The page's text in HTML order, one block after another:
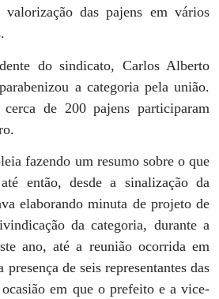
valorização das pajens em vários
do sindicato, Carlos Alberto
a categoria pela união.
de 200 pajens participaram
fazendo um resumo sobre o que
então, desde a sinalização da
elaborando minuta de projeto de
da categoria, durante a
ano, até a reunião ocorrida em
de seis representantes das
em que o prefeito e a vice-